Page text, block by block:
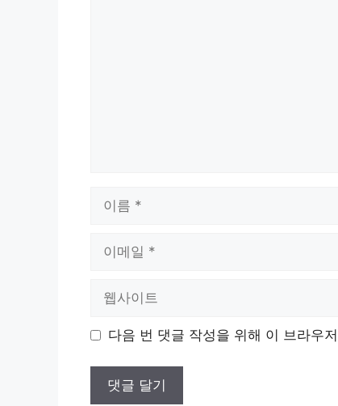
이 다음 번 댓글 작성을 위해 이 브라우